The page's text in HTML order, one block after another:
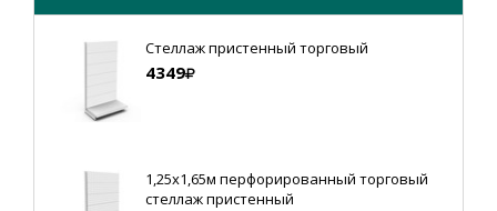
Стеллаж пристенный торговый
4349
1,25х1,65м перфорированный торговый
стеллаж пристенный